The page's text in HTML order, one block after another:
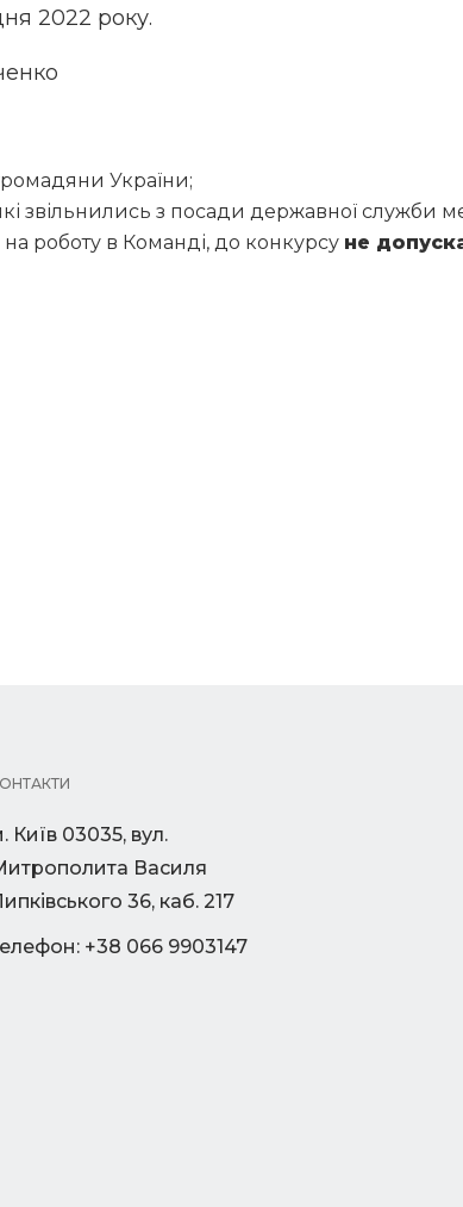
2022 року.
України;
звільнились з посади державної служби
роботу в Команді, до конкурсу не
Київ 03035, вул.
Василя
36, каб. 217
+38 066 9903147